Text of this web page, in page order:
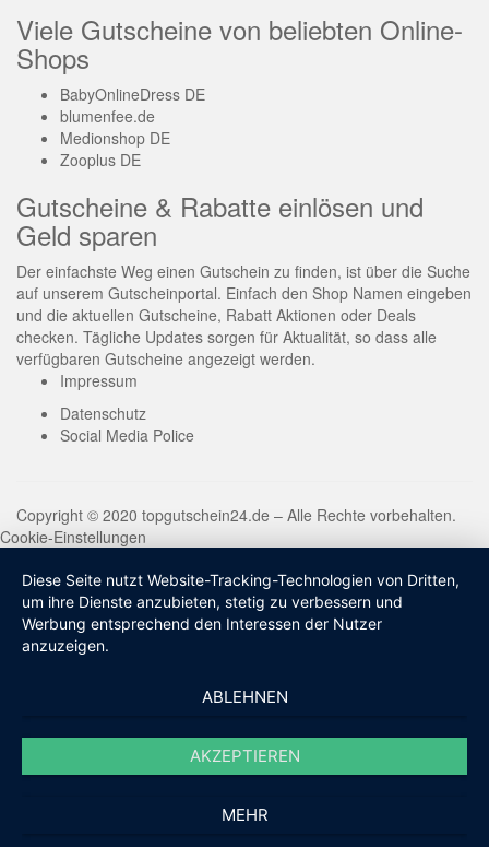
Viele Gutscheine von beliebten Online-
Shops
BabyOnlineDress DE
blumenfee.de
Medionshop DE
Zooplus DE
Gutscheine & Rabatte einlösen und
Geld sparen
Der einfachste Weg einen Gutschein zu finden, ist über die Suche
auf unserem Gutscheinportal. Einfach den Shop Namen eingeben
und die aktuellen Gutscheine, Rabatt Aktionen oder Deals
checken. Tägliche Updates sorgen für Aktualität, so dass alle
verfügbaren Gutscheine angezeigt werden.
Impressum
Datenschutz
Social Media Police
Copyright © 2020 topgutschein24.de – Alle Rechte vorbehalten.
Cookie-Einstellungen
Diese Seite nutzt Website-Tracking-Technologien von Dritten,
um ihre Dienste anzubieten, stetig zu verbessern und
Werbung entsprechend den Interessen der Nutzer
anzuzeigen.
ABLEHNEN
AKZEPTIEREN
MEHR